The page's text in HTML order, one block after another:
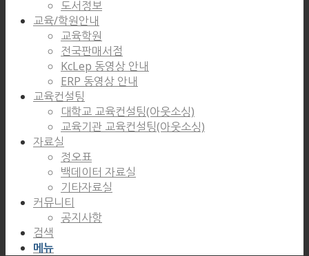
도서정보
교육/학원안내
교육학원
전국판매서점
KcLep 동영상 안내
ERP 동영상 안내
교육컨설팅
대학교 교육컨설팅(아웃소싱)
교육기관 교육컨설팅(아웃소싱)
자료실
정오표
백데이터 자료실
기타자료실
커뮤니티
공지사항
검색
메뉴